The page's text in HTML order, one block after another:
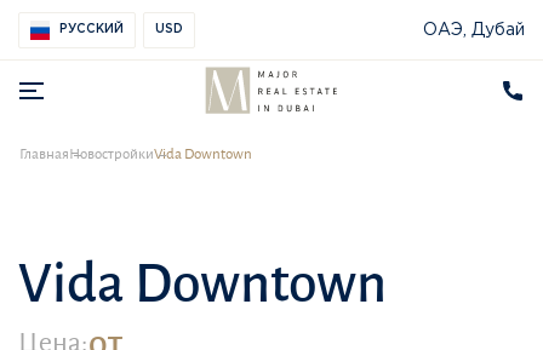
РУССКИЙ USD ОАЭ, Дубай
ГлавнаяНовостройкиVida Downtown
Vida Downtown
Цена: